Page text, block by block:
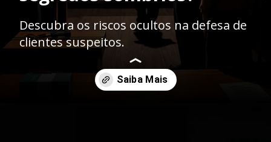
Descubra os riscos ocultos na defesa de
clientes suspeitos.